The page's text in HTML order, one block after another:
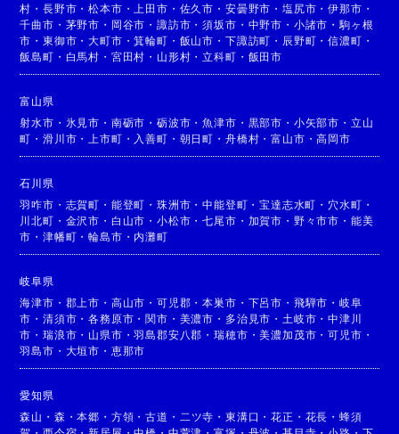
村 ・長野市 ・松本市 ・ 上田市 ・ 佐久市 ・ 安曇野市 ・ 塩尻市 ・伊那市 ・
千曲市 ・ 茅野市 ・ 岡谷市 ・諏訪市 ・須坂市 ・ 中野市 ・ 小諸市 ・ 駒ヶ根
市 ・東御市 ・大町市 ・箕輪町 ・ 飯山市 ・ 下諏訪町 ・ 辰野町 ・信濃町 ・
飯島町 ・ 白馬村 ・ 宮田村 ・ 山形村 ・立科町 ・ 飯田市
富山県
射水市 ・ 氷見市 ・ 南砺市 ・砺波市 ・魚津市 ・ 黒部市 ・ 小矢部市 ・ 立山
町 ・滑川市 ・ 上市町 ・ 入善町 ・ 朝日町 ・ 舟橋村 ・富山市 ・高岡市
石川県
羽咋市 ・ 志賀町 ・ 能登町 ・珠洲市 ・中能登町 ・宝達志水町 ・ 穴水町 ・
川北町 ・ 金沢市 ・ 白山市 ・小松市 ・七尾市 ・ 加賀市 ・ 野々市市 ・ 能美
市 ・津幡町 ・輪島市 ・ 内灘町
岐阜県
海津市 ・ 郡上市 ・ 高山市 ・可児郡 ・本巣市 ・ 下呂市 ・ 飛騨市 ・ 岐阜
市 ・清須市 ・各務原市 ・関市 ・ 美濃市 ・ 多治見市 ・ 土岐市 ・中津川
市 ・瑞浪市 ・ 山県市 ・羽島郡安八郡 ・瑞穂市 ・美濃加茂市 ・可児市 ・
羽島市 ・ 大垣市 ・ 恵那市
愛知県
森山 ・ 森 ・本郷 ・ 方領 ・古道 ・ 二ツ寺 ・ 東溝口 ・花正 ・ 花長 ・ 蜂須